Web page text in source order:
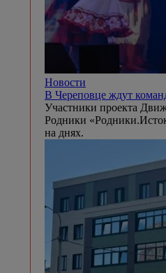
Новости
В Череповце ждут
Участники проекта
Родники
на днях.